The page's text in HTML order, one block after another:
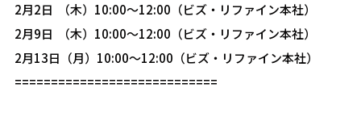
2月2日 （木）10:00～12:00（ビズ・リファイン本社）
2月9日 （木）10:00～12:00（ビズ・リファイン本社）
2月13日（月）10:00～12:00（ビズ・リファイン本社）
============================